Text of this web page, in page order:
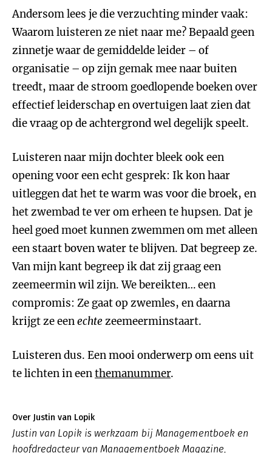
Andersom lees je die verzuchting minder vaak:
Waarom luisteren ze niet naar me? Bepaald geen
zinnetje waar de gemiddelde leider – of
organisatie – op zijn gemak mee naar buiten
treedt, maar de stroom goedlopende boeken over
effectief leiderschap en overtuigen laat zien dat
die vraag op de achtergrond wel degelijk speelt.
Luisteren naar mijn dochter bleek ook een
opening voor een echt gesprek: Ik kon haar
uitleggen dat het te warm was voor die broek, en
het zwembad te ver om erheen te hupsen. Dat je
heel goed moet kunnen zwemmen om met alleen
een staart boven water te blijven. Dat begreep ze.
Van mijn kant begreep ik dat zij graag een
zeemeermin wil zijn. We bereikten… een
compromis: Ze gaat op zwemles, en daarna
krijgt ze eenechte zeemeerminstaart.
Luisteren dus. Een mooi onderwerp om eens uit
te lichten in eenthemanummer.
Over Justin van Lopik
Justin van Lopik is werkzaam bij Managementboek en
hoofdredacteur van Managementboek Magazine,